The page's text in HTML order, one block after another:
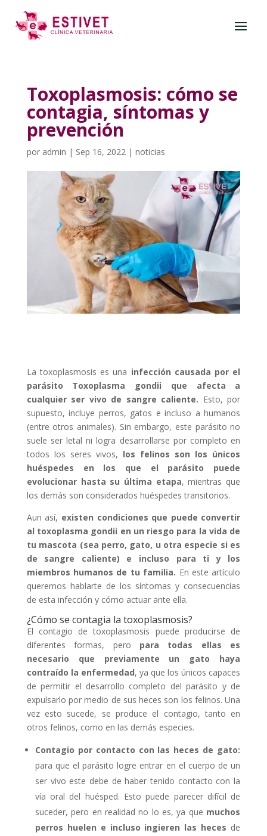
Toxoplasmosis: cómo se
contagia, síntomas y
prevención
por admin | Sep 16, 2022 | noticias
La toxoplasmosis es una infección causada por el
parásito Toxoplasma gondii que afecta a
cualquier ser vivo de sangre caliente. Esto, por
supuesto, incluye perros, gatos e incluso a humanos
(entre otros animales). Sin embargo, este parásito no
suele ser letal ni logra desarrollarse por completo en
todos los seres vivos, los felinos son los únicos
huéspedes en los que el parásito puede
evolucionar hasta su última etapa, mientras que
los demás son considerados huéspedes transitorios.
Aun así, existen condiciones que puede convertir
al toxoplasma gondii en un riesgo para la vida de
tu mascota (sea perro, gato, u otra especie si es
de sangre caliente) e incluso para ti y los
miembros humanos de tu familia. En este artículo
queremos hablarte de los síntomas y consecuencias
de esta infección y cómo actuar ante ella.
¿Cómo se contagia la toxoplasmosis?
El contagio de toxoplasmosis puede producirse de
diferentes formas, pero para todas ellas es
necesario que previamente un gato haya
contraído la enfermedad, ya que los únicos capaces
de permitir el desarrollo completo del parásito y de
expulsarlo por medio de sus heces son los felinos. Una
vez esto sucede, se produce el contagio, tanto en
otros felinos, como en las demás especies.
Contagio por contacto con las heces de gato:
para que el parásito logre entrar en el cuerpo de un
ser vivo este debe de haber tenido contacto con la
vía oral del huésped. Esto puede parecer difícil de
suceder, pero en realidad no lo es, ya que muchos
perros huelen e incluso ingieren las heces de